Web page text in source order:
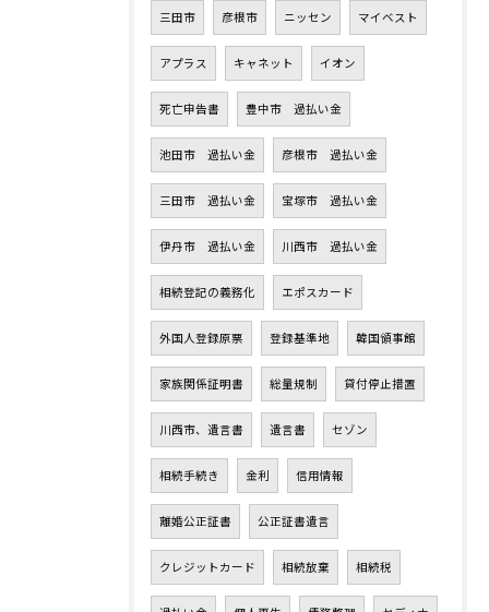
三田市 彦根市 ニッセン マイベスト
アプラス キャネット イオン
死亡申告書 豊中市 過払い金
池田市 過払い金 彦根市 過払い金
三田市 過払い金 宝塚市 過払い金
伊丹市 過払い金 川西市 過払い金
相続登記の義務化 エポスカード
外国人登録原票 登録基準地 韓国領事館
家族関係証明書 総量規制 貸付停止措置
川西市、遺言書 遺言書 セゾン
相続手続き 金利 信用情報
離婚公正証書 公正証書遺言
クレジットカード 相続放棄 相続税